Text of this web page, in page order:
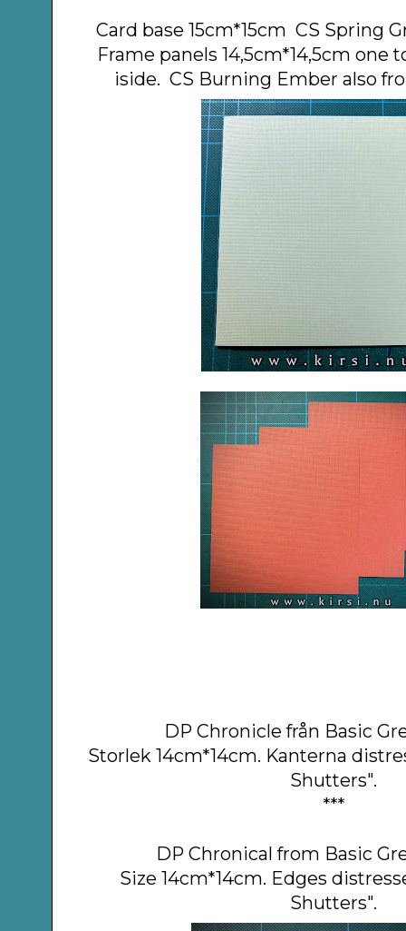
Card base 15cm*15cm CS Spring
Frame panels 14,5cm*14,5cm one
iside. CS Burning Ember also
DP Chronicle från Basic
Storlek 14cm*14cm. Kanterna
Shutters".
***
DP Chronical from Basic
Size 14cm*14cm. Edges
Shutters".